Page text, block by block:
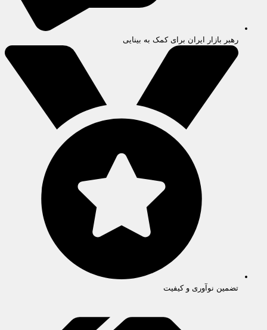
رهبر بازار ایران برای کمک به بینایی
تضمین نوآوری و کیفیت